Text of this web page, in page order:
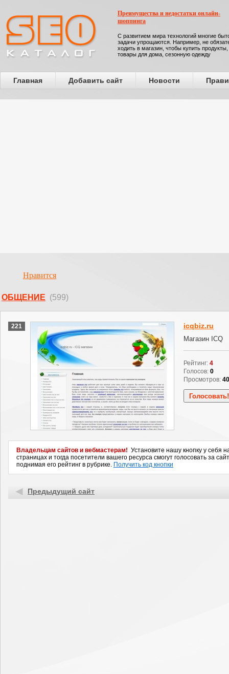
Преимущества и недостатки онлайн-
шоппинга
С развитием мира технологий многие
задачи упрощаются. Например, не
ходить в магазин, чтобы купить продукты,
товары для дома, сезонную одежду
Главная Добавить сайт Новости
Нравится
ОБЩЕНИЕ (599)
221 icqbiz.ru
Магазин ICQ
Рейтинг: 4
Голосов: 0
Просмотров:
Владельцам сайтов и вебмастерам! Установите нашу кнопку у себя
страницах и тогда посетители вашего ресурса смогут голосовать за
поднимая его рейтинг в рубрике. Получить код кнопки
Предыдущий сайт